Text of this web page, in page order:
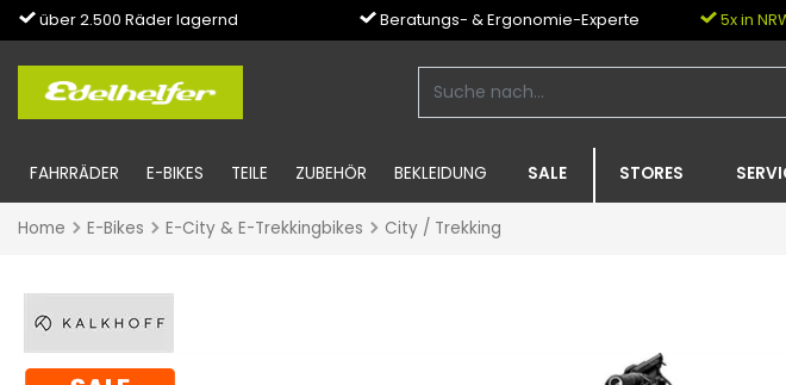
über 2.500 Räder lagernd Beratungs- & Ergonomie-Experte 5x in
FAHRRÄDER E-BIKES TEILE ZUBEHÖR BEKLEIDUNG SALE STORES
Home E-Bikes E-City & E-Trekkingbikes City / Trekking